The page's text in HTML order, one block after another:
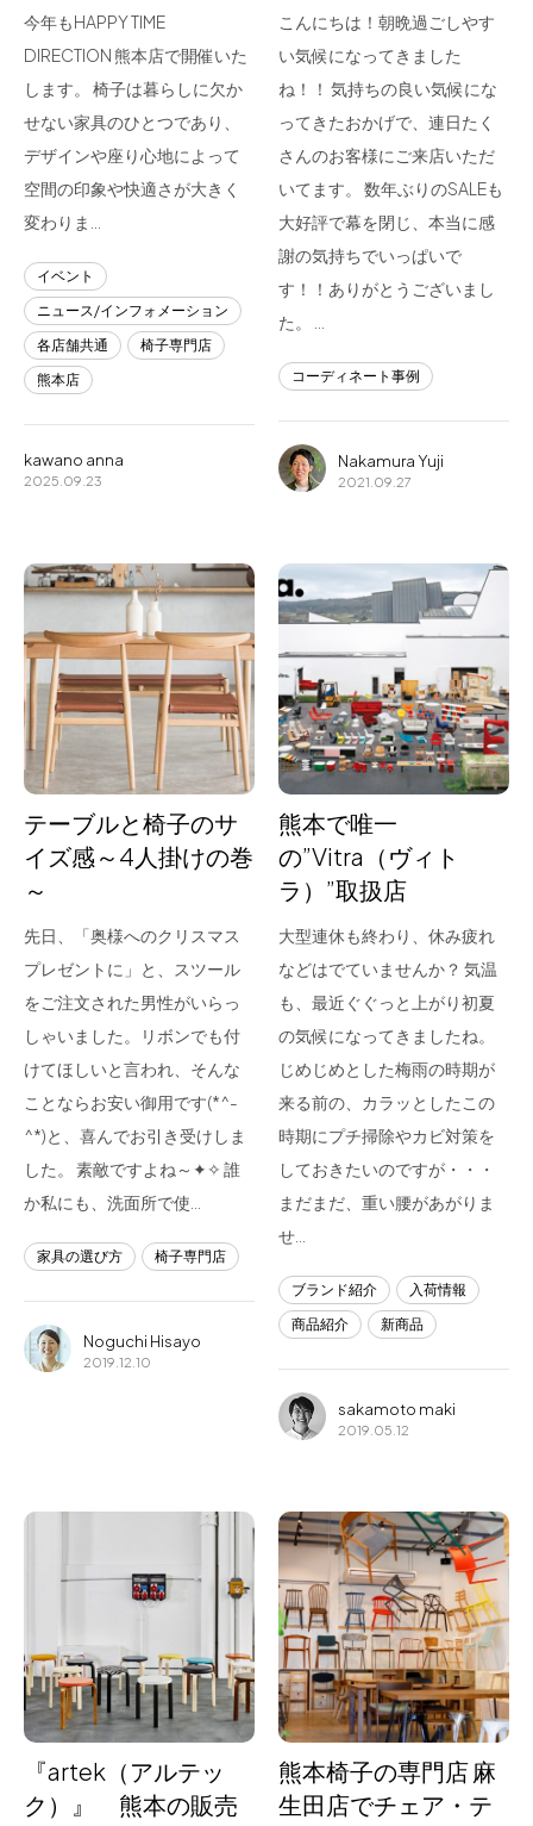
フラッグシップストア
0965-52-0323
熊本店
096-274-8175
Arv
0965-45-9282
今年もHAPPY TIME
DIRECTION 熊本店で開催いた
します。 椅子は暮らしに欠か
せない家具のひとつであり、
デザインや座り心地によって
空間の印象や快適さが大きく
変わりま…
イベント
ニュース/インフォメーション
各店舗共通
椅子専門店
熊本店
kawano anna
2025.09.23
こんにちは！朝晩過ごしやす
い気候になってきました
ね！！ 気持ちの良い気候にな
ってきたおかげで、連日たく
さんのお客様にご来店いただ
いてます。 数年ぶりのSALEも
大好評で幕を閉じ、本当に感
謝の気持ちでいっぱいで
す！！ありがとうございまし
た。 …
コーディネート事例
Nakamura Yuji
2021.09.27
テーブルと椅子のサ
イズ感～4人掛けの巻
～
先日、「奥様へのクリスマス
プレゼントに」と、スツール
をご注文された男性がいらっ
しゃいました。リボンでも付
けてほしいと言われ、そんな
ことならお安い御用です(*^-
^*)と、喜んでお引き受けしま
した。 素敵ですよね～✦✧ 誰
か私にも、洗面所で使…
家具の選び方 椅子専門店
Noguchi Hisayo
2019.12.10
熊本で唯一
の”Vitra（ヴィト
ラ）”取扱店
大型連休も終わり、休み疲れ
などはでていませんか？ 気温
も、最近ぐぐっと上がり初夏
の気候になってきましたね。
じめじめとした梅雨の時期が
来る前の、カラッとしたこの
時期にプチ掃除やカビ対策を
しておきたいのですが・・・
まだまだ、重い腰があがりま
せ…
ブランド紹介
入荷情報
商品紹介
新商品
sakamoto maki
2019.05.12
『artek（アルテッ
ク）』 熊本の販売
熊本椅子の専門店 麻
生田店でチェア・テ